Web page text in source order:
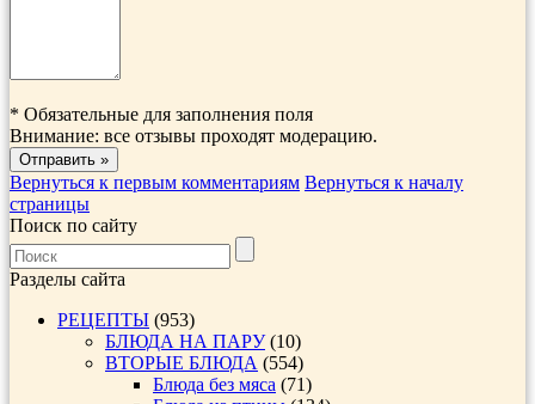
* Обязательные для заполнения поля
Внимание: все отзывы проходят модерацию.
Вернуться к первым комментариям Вернуться к началу
страницы
Поиск по сайту
Разделы сайта
РЕЦЕПТЫ (953)
БЛЮДА НА ПАРУ(10)
ВТОРЫЕ БЛЮДА (554)
Блюда без мяса (71)